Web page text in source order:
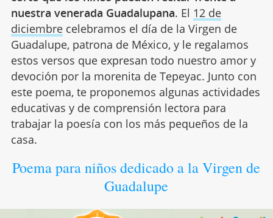
nuestra venerada Guadalupana. El 12 de
diciembrecelebramos el día de la Virgen de
Guadalupe, patrona de México, y le regalamos
estos versos que expresan todo nuestro amor y
devoción por la morenita de Tepeyac. Junto con
este poema, te proponemos algunas actividades
educativas y de comprensión lectora para
trabajar la poesía con los más pequeños de la
casa.
Poema para niños dedicado a la Virgen de
Guadalupe